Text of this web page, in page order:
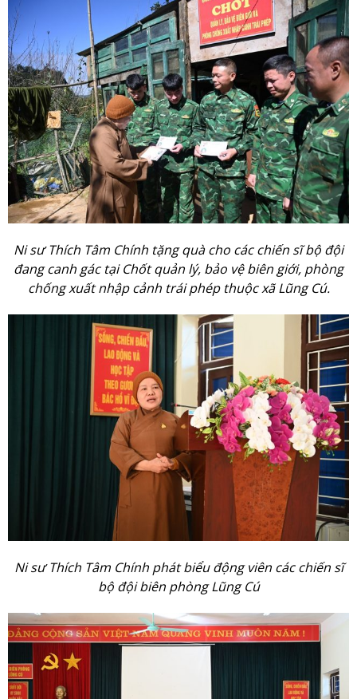
Ni sư Thích Tâm Chính tặng quà cho các chiến sĩ bộ đội
đang canh gác tại Chốt quản lý, bảo vệ biên giới, phòng
chống xuất nhập cảnh trái phép thuộc xã Lũng Cú.
Ni sư Thích Tâm Chính phát biểu động viên các chiến sĩ
bộ đội biên phòng Lũng Cú